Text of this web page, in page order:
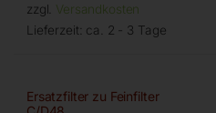
zzgl. Versandkosten
Lieferzeit: ca. 2 - 3 Tage
Ersatzfilter zu Feinfilter